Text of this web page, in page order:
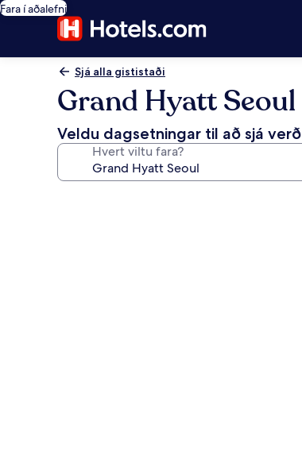
Fara í aðalefni
Sjá alla gististaði
Grand Hyatt Seoul
Veldu dagsetningar til að sjá verð
Hvert viltu fara?